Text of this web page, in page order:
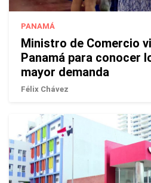
PANAMÁ
Ministro de Comercio
Panamá para conocer
mayor demanda
Félix Chávez